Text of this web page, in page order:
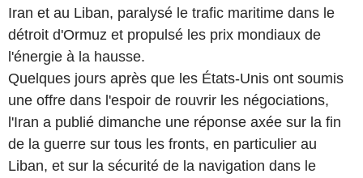
Iran et au Liban, paralysé le trafic maritime dans le
détroit d'Ormuz et propulsé les prix mondiaux de
l'énergie à la hausse.
Quelques jours après que les États-Unis ont soumis
une offre dans l'espoir de rouvrir les négociations,
l'Iran a publié dimanche une réponse axée sur la fin
de la guerre sur tous les fronts, en particulier au
Liban, et sur la sécurité de la navigation dans le